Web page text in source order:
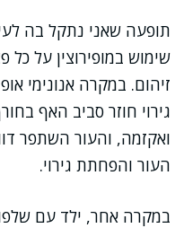
תופעה שאני נתקל בה
שימוש במופירוצין על כל
זיהום. במקרה אנונימי
גירוי חוזר סביב האף
ואקזמה, והעור השתפר
העור והפחתת גירוי.
במקרה אחר, ילד עם